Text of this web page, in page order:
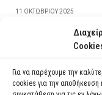
Για να παρέχουμε την
cookies για την
11 ΟΚΤΩΒΡΊΟΥ 2025